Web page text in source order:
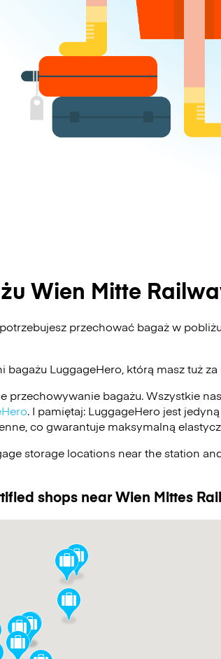
Wien Mitte
przechować bagaż w
bagażu LuggageHero , którą masz tuż
przechowywanie bagażu. Wszystkie
. I pamiętaj: LuggageHero jest
co gwarantuje maksymalną
storage locations near the station
shops near Wien Mittes